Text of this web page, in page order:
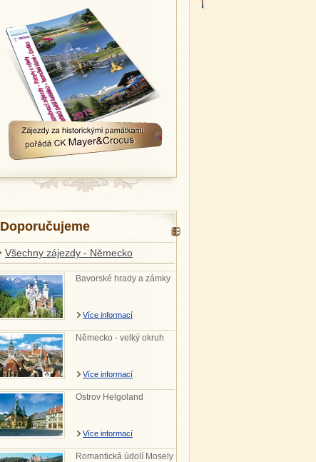
Doporučujeme
Všechny zájezdy - Německo
Bavorské hrady a zámky
Více informací
Německo - velký okruh
Více informací
Ostrov Helgoland
Více informací
Romantická údolí Mosely